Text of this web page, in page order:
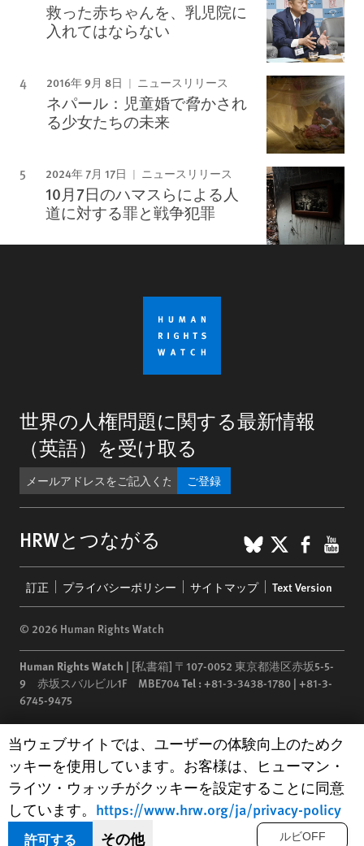
救った赤ちゃんを、乳児院に
入れてはならない
2016年 9月 8日 ニュースリリース
ネパール：児童婚で脅かされ
る少女たちの未来
2024年 7月 17日 ニュースリリース
10月7日のハマスらによる人
道に対する罪と戦争犯罪
世界の人権問題に関する最新情報
（英語）を受け取る
ご登録
HRWとつながる BlueSky
X
menu
訂正 プライバシーポリシー サイトマップ Text Version
© 2026 Human Rights Watch
Human Rights Watch | [私書箱] 〒107-0052 東京都港区赤坂5-5-
9 赤坂スバルビル1F MBE704Tel :+81-3-3438-1780 | +81-3-
6745-9475
under EIN: 13-2875808
ルビOFF
Human Rights Watch cookie preferences
当ウェブサイトでは、ユーザーの体験向上のためク
ッキーを使用しています。お客様は、ヒューマン・
ライツ・ウォッチがクッキーを設定することに同意
しています。 https://www.hrw.org/ja/privacy-policy
許可する その他